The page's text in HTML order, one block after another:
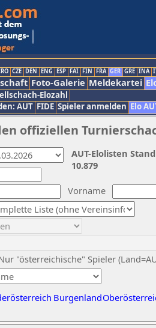
CZE DEN ENG ESP FAI FIN FRA GER GRE INA
Foto-Galerie Meldekartei
Elozahl
AUT FIDE Spieler anmelden Elo
offiziellen
Vorname
"österreichische" Spieler
Burgenland
AUT-Elolisten
10.879